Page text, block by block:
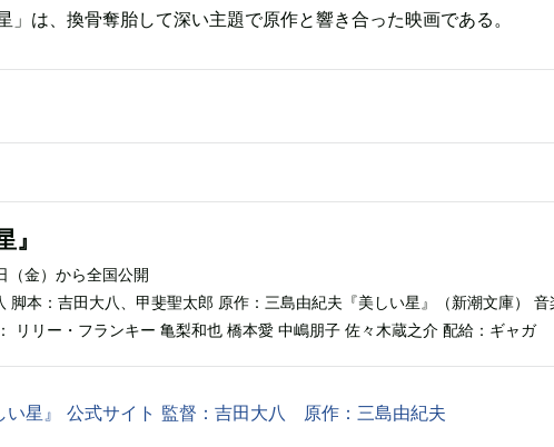
」は、換骨奪胎して深い主題で原作と響き合った映画である。
』
（金）から全国公開
脚本：吉田大八、甲斐聖太郎 原作：三島由紀夫『美しい星』（新潮文庫） 音
リリー・フランキー 亀梨和也 橋本愛 中嶋朋子 佐々木蔵之介 配給：ギャガ
い星』 公式サイト 監督：吉田大八 原作：三島由紀夫